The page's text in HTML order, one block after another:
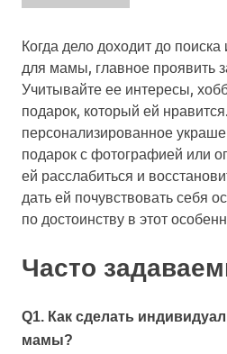
Когда дело доходит до
для мамы, главное проявить
Учитывайте ее интересы,
подарок, который ей
персонализированное
подарок с фотографией или
ей расслабиться и
дать ей почувствовать себя
по достоинству в этот
Часто
Q1. Как сделать
мамы?